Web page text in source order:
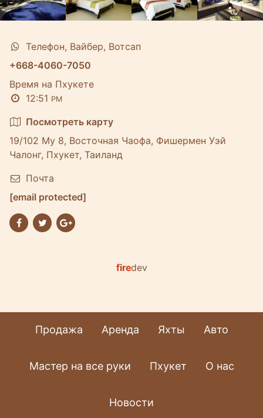
Телефон, Вайбер, Вотсап
+668-4060-7050
Время на Пхукете
12:51 PM
Посмотреть карту
19/102 Му 8, Восточная Чаофа, Фишермен Уэй
Чалонг, Пхукет, Таиланд
Почта
[email protected]
firedev
Продажа Аренда Яхты Авто
Мастер на все руки Пхукет О нас
Новости